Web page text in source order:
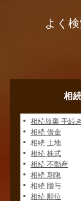
よく
相
相続放棄 手続き
相続 借金
相続 土地
相続 株式
相続 不動産
相続 期限
相続 贈与
相続 順位